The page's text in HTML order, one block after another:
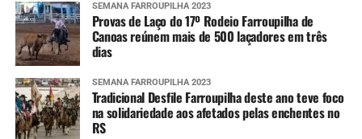
SEMANA FARROUPILHA 2023
Provas de Laço do 17º Rodeio Farroupilha de
Canoas reúnem mais de 500 laçadores em três
dias
SEMANA FARROUPILHA 2023
Tradicional Desfile Farroupilha deste ano teve foco
na solidariedade aos afetados pelas enchentes no
RS